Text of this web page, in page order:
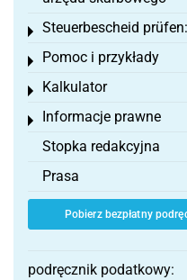
Steuerbescheid
Toggle menu
Pomoc i przykłady
Toggle menu
Kalkulator
Toggle menu
Informacje prawne
Toggle menu
Stopka redakcyjna
Prasa
Pobierz bezpłatny
podręcznik podatkowy: